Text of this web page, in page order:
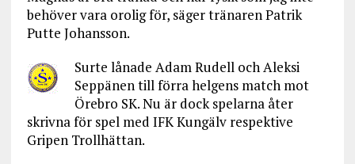
behöver vara orolig för, säger tränaren Patrik
Putte Johansson.
Surte lånade Adam Rudell och Aleksi
Seppänen till förra helgens match mot
Örebro SK. Nu är dock spelarna åter
skrivna för spel med IFK Kungälv respektive
Gripen Trollhättan.